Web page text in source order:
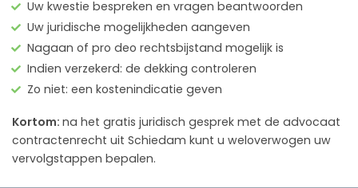
Uw kwestie bespreken en vragen beantwoorden
Uw juridische mogelijkheden aangeven
Nagaan of pro deo rechtsbijstand mogelijk is
Indien verzekerd: de dekking controleren
Zo niet: een kostenindicatie geven
Kortom: na het gratis juridisch gesprek met de advocaat
contractenrecht uit Schiedam kunt u weloverwogen uw
vervolgstappen bepalen.